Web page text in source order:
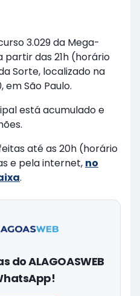
3.029 da Mega-
partir das 21h (horário
Sorte, localizado na
em São Paulo.
está acumulado e
até as 20h (horário
e pela internet, no
.
do ALAGOASWEB